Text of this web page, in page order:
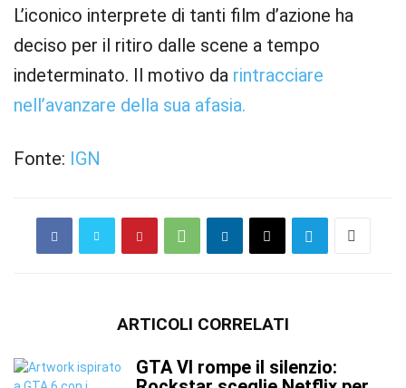
L’iconico interprete di tanti film d’azione ha
deciso per il ritiro dalle scene a tempo
indeterminato. Il motivo da rintracciare
nell’avanzare della sua afasia.
Fonte: IGN
ARTICOLI CORRELATI
GTA VI rompe il silenzio: